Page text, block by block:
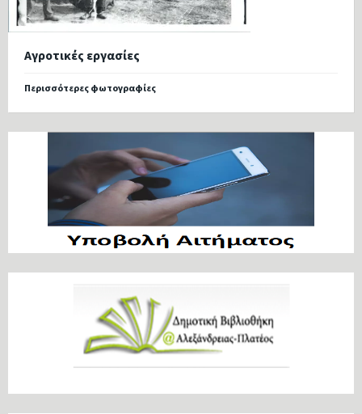
Αγροτικές εργασίες
Περισσότερες φωτογραφίες